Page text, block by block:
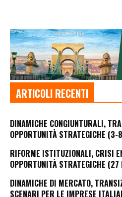
ARTICOLI RECENTI
DINAMICHE CONGIUNTURALI,
OPPORTUNITÀ STRATEGICHE
RIFORME ISTITUZIONALI, CRISI
OPPORTUNITÀ STRATEGICHE
DINAMICHE DI MERCATO,
SCENARI PER LE IMPRESE